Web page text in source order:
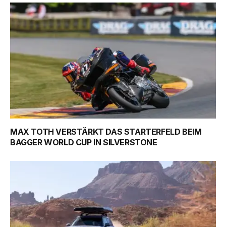
MAX TOTH VERSTÄRKT DAS STARTERFELD BEIM
BAGGER WORLD CUP IN SILVERSTONE